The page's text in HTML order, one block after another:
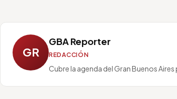
GR
GBA Reporter
REDACCIÓN
Cubre la agenda del Gran Buenos